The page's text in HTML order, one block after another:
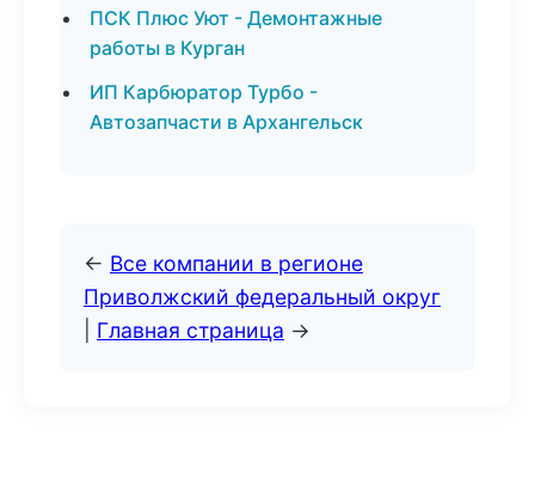
ПСК Плюс Уют - Демонтажные
работы в Курган
ИП Карбюратор Турбо -
Автозапчасти в Архангельск
← Все компании в регионе
Приволжский федеральный округ
Главная страница →